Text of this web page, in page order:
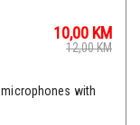
10,00 KM
12,00KM
with